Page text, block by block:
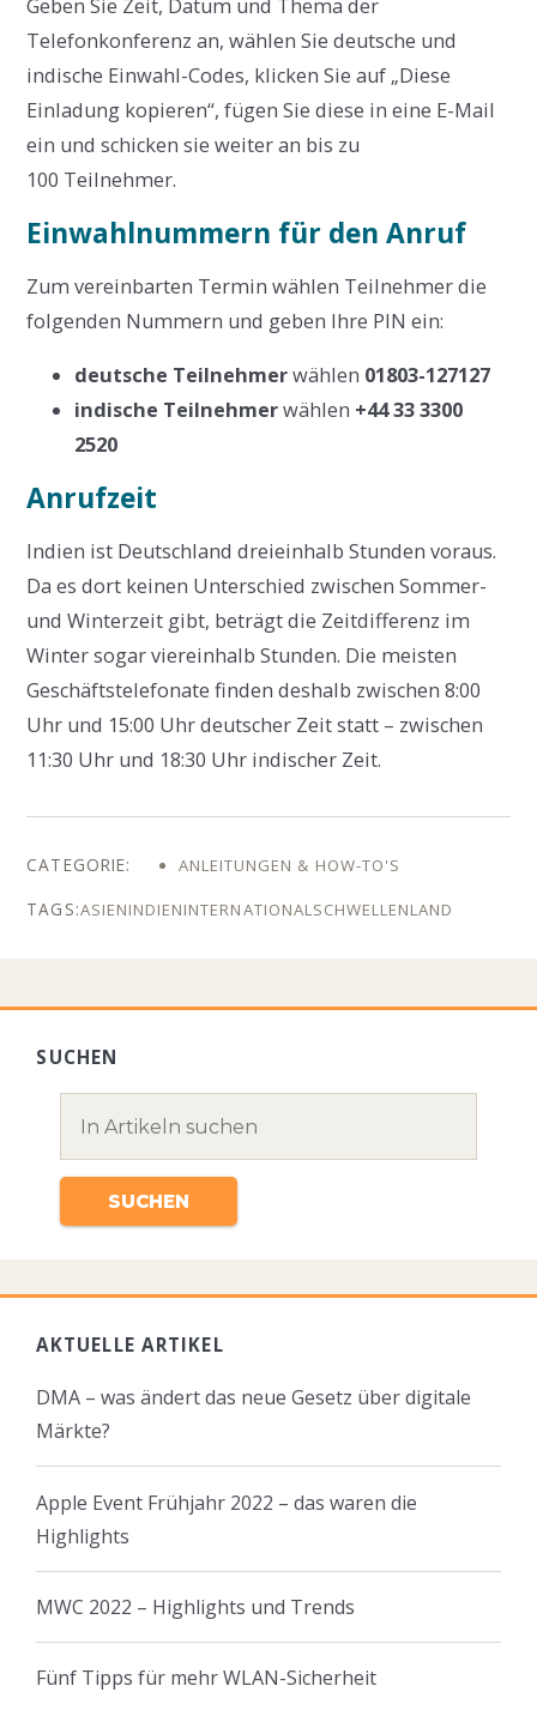
Geben Sie Zeit, Datum und Thema der
Telefonkonferenz an, wählen Sie deutsche und
indische Einwahl-Codes, klicken Sie auf „Diese
Einladung kopieren“, fügen Sie diese in eine E-Mail
ein und schicken sie weiter an bis zu
100 Teilnehmer.
Einwahlnummern für den Anruf
Zum vereinbarten Termin wählen Teilnehmer die
folgenden Nummern und geben Ihre PIN ein:
deutsche Teilnehmerwählen 01803-127127
indische Teilnehmerwählen +44 33 3300
2520
Anrufzeit
Indien ist Deutschland dreieinhalb Stunden voraus.
Da es dort keinen Unterschied zwischen Sommer-
und Winterzeit gibt, beträgt die Zeitdifferenz im
Winter sogar viereinhalb Stunden. Die meisten
Geschäftstelefonate finden deshalb zwischen 8:00
Uhr und 15:00 Uhr deutscher Zeit statt – zwischen
11:30 Uhr und 18:30 Uhr indischer Zeit.
ANLEITUNGEN & HOW-TO'S
ASIENINDIENINTERNATIONAL SCHWELLENLAND
SUCHEN
AKTUELLE ARTIKEL
DMA – was ändert das neue Gesetz über digitale
Märkte?
Apple Event Frühjahr 2022 – das waren die
Highlights
MWC 2022 – Highlights und Trends
Fünf Tipps für mehr WLAN-Sicherheit